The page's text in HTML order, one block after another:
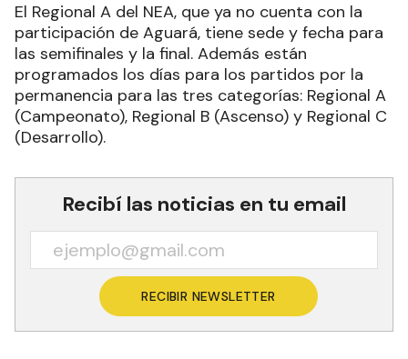
El Regional A del NEA, que ya no cuenta con la
participación de Aguará, tiene sede y fecha para
las semifinales y la final. Además están
programados los días para los partidos por la
permanencia para las tres categorías: Regional A
(Campeonato), Regional B (Ascenso) y Regional C
(Desarrollo).
Recibí las noticias en tu email
RECIBIR NEWSLETTER